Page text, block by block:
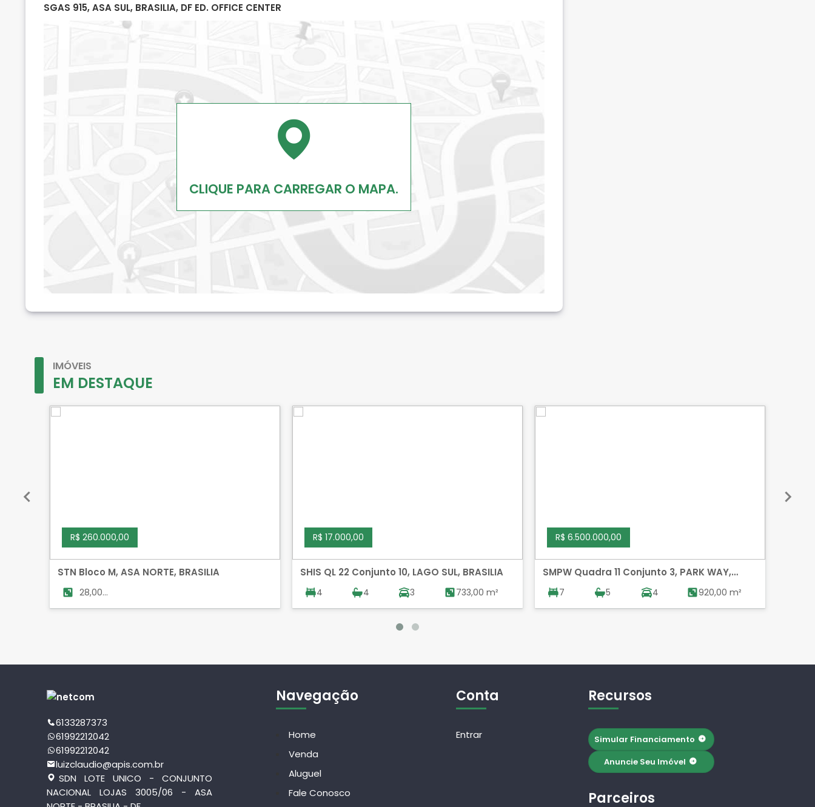
SGAS 915, ASA SUL, BRASILIA, DF ED. OFFICE CENTER
CLIQUE PARA CARREGAR O MAPA.
IMÓVEIS
EM DESTAQUE
R$ 260.000,00
STN Bloco M, ASA NORTE, BRASILIA
28,00
m²
R$ 17.000,00
SHIS QL 22 Conjunto 10, LAGO SUL, BRASILIA
4 4 3 733,00 m²
R$ 6.500.000,00
SMPW Quadra 11 Conjunto 3, PARK WAY,
BRASILIA
7 5 4 920,00 m²
6133287373
61992212042
61992212042
luizclaudio@apis.com.br
SDN LOTE UNICO - CONJUNTO
NACIONAL LOJAS 3005/06 - ASA
Navegação
Home
Venda
Aluguel
Fale Conosco
Conta
Entrar
Recursos
Simular Financiamento
Anuncie Seu Imóvel
Parceiros